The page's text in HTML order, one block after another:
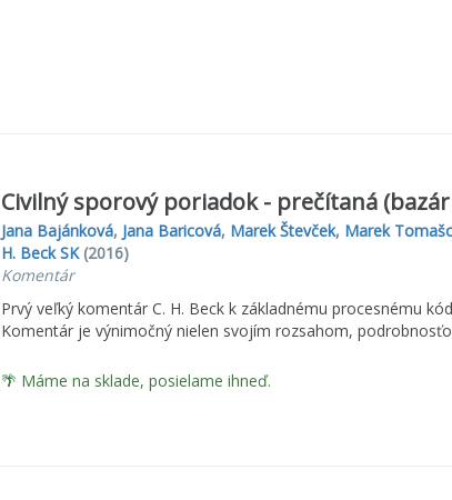
Civilný sporový poriadok - prečítaná
Jana Bajánková, Jana Baricová, Marek Števček, Marek
H. Beck SK(2016)
Komentár
Prvý veľký komentár C. H. Beck k základnému procesnému
Komentár je výnimočný nielen svojím rozsahom,
🌴 Máme na sklade, posielame ihneď.